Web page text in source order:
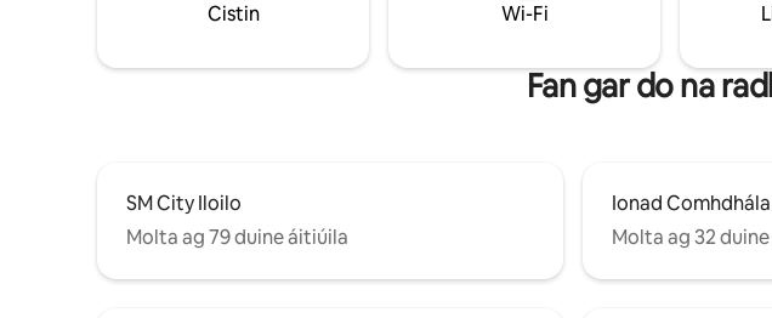
d'oícheanta suaimhneacha, agus do
spás suaimhneach chun do chuid
fuinnimh a athluchtú agus chun
Cistin Wi-Fi
Fan gar do na
SM City Iloilo
Molta ag 79 duine áitiúila
Ionad
Molta ag 32